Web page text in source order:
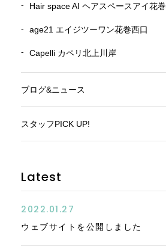
Hair space AI ヘアスペースアイ花巻
age21 エイジツーワン花巻西口
Capelli カペリ北上川岸
ブログ&ニュース
スタッフPICK UP!
Latest
2022.01.27
ウェブサイトを公開しました